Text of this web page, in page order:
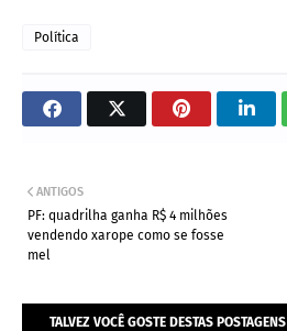
Política
ANTIGOS
PF: quadrilha ganha R$ 4 milhões
vendendo xarope como se fosse
mel
TALVEZ VOCÊ GOSTE DESTAS POSTAGENS